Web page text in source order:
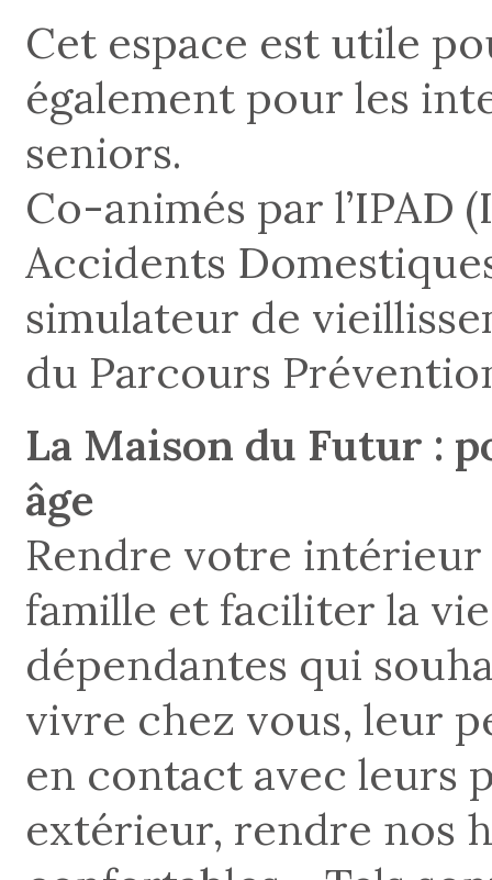
Cet espace est utile
également pour les
seniors.
Co-animés par
Accidents
simulateur de
du Parcours
La Maison du Futur :
âge
Rendre votre
famille et faciliter la
dépendantes qui
vivre chez vous, leur
en contact avec leurs
extérieur, rendre nos